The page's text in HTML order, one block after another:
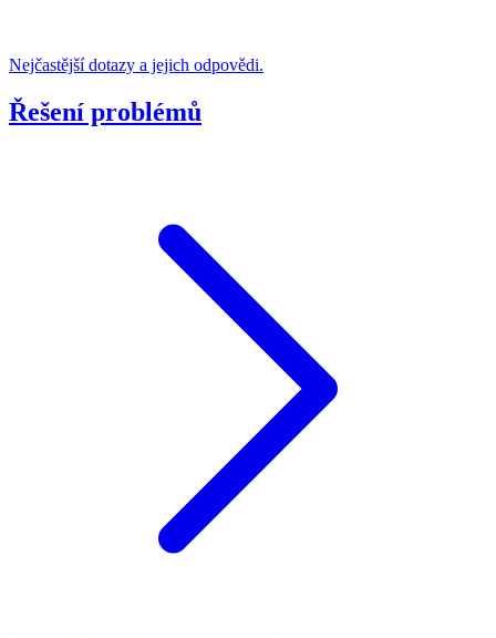
Nejčastější dotazy a jejich odpovědi.
Řešení problémů